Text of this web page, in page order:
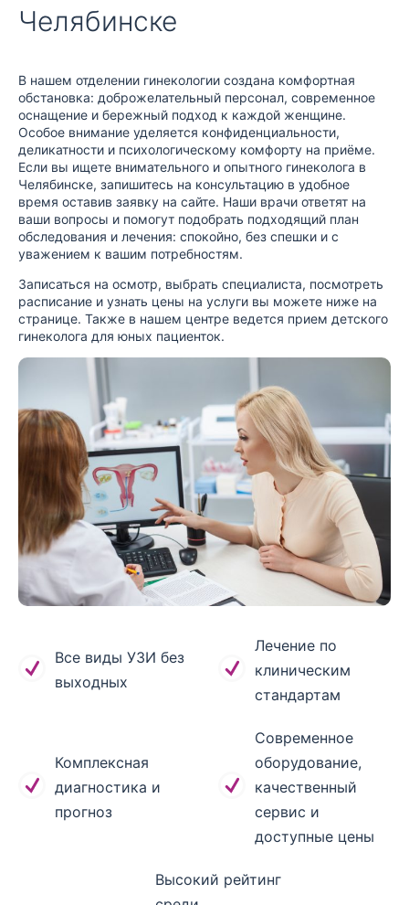
Челябинске
В нашем отделении гинекологии создана комфортная
обстановка: доброжелательный персонал, современное
оснащение и бережный подход к каждой женщине.
Особое внимание уделяется конфиденциальности,
деликатности и психологическому комфорту на приёме.
Если вы ищете внимательного и опытного гинеколога в
Челябинске, запишитесь на консультацию в удобное
время оставив заявку на сайте. Наши врачи ответят на
ваши вопросы и помогут подобрать подходящий план
обследования и лечения: спокойно, без спешки и с
уважением к вашим потребностям.
Записаться на осмотр, выбрать специалиста, посмотреть
расписание и узнать цены на услуги вы можете ниже на
странице. Также в нашем центре ведется прием детского
гинеколога для юных пациенток.
Все виды УЗИ без
выходных
Лечение по
клиническим
стандартам
Комплексная
диагностика и
прогноз
Современное
оборудование,
качественный
сервис и
доступные цены
Высокий рейтинг